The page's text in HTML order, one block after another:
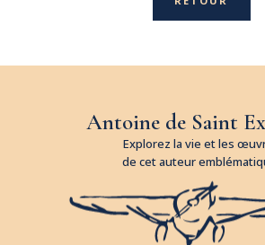
Antoine de Saint
Explorez la vie et les
de cet auteur